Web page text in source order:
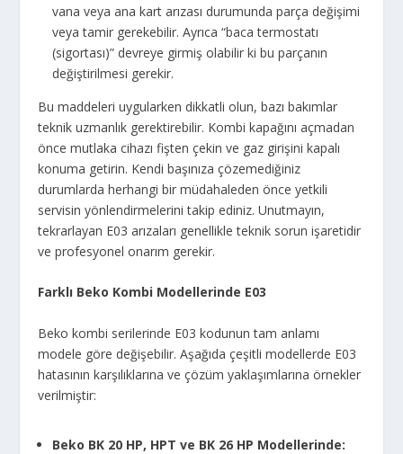
vana veya ana kart arızası durumunda parça değişimi
veya tamir gerekebilir. Ayrıca “baca termostatı
(sigortası)” devreye girmiş olabilir ki bu parçanın
değiştirilmesi gerekir.
Bu maddeleri uygularken dikkatli olun, bazı bakımlar
teknik uzmanlık gerektirebilir. Kombi kapağını açmadan
önce mutlaka cihazı fişten çekin ve gaz girişini kapalı
konuma getirin. Kendi başınıza çözemediğiniz
durumlarda herhangi bir müdahaleden önce yetkili
servisin yönlendirmelerini takip ediniz. Unutmayın,
tekrarlayan E03 arızaları genellikle teknik sorun işaretidir
ve profesyonel onarım gerekir.
Farklı Beko Kombi Modellerinde E03
Beko kombi serilerinde E03 kodunun tam anlamı
modele göre değişebilir. Aşağıda çeşitli modellerde E03
hatasının karşılıklarına ve çözüm yaklaşımlarına örnekler
verilmiştir:
Beko BK 20 HP, HPT ve BK 26 HP Modellerinde: